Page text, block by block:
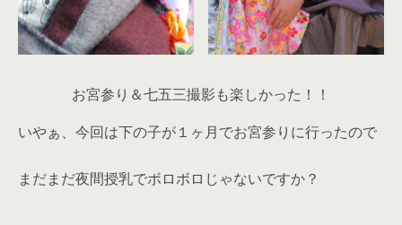
お宮参り＆七五三撮影も楽しかった！！
いやぁ、今回は下の子が１ヶ月でお宮参りに行ったので
まだまだ夜間授乳でボロボロじゃないですか？